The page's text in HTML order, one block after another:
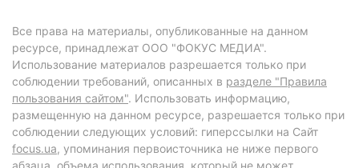
Все права на материалы, опубликованные на данном
ресурсе, принадлежат ООО "ФОКУС МЕДИА".
Использование материалов разрешается только при
соблюдении требований, описанных в разделе "Правила
пользования сайтом". Использовать информацию,
размещенную на данном ресурсе, разрешается только при
соблюдении следующих условий: гиперссылки на Сайт
focus.ua, упоминания первоисточника не ниже первого
абзаца, объема использования, который не может